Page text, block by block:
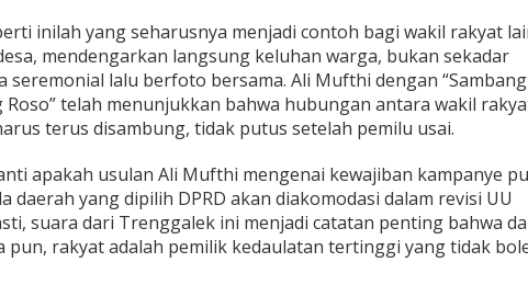
inilah yang seharusnya menjadi contoh bagi wakil rakyat
mendengarkan langsung keluhan warga, bukan sekadar
seremonial lalu berfoto bersama. Ali Mufthi dengan “Sambang
Roso” telah menunjukkan bahwa hubungan antara wakil
terus disambung, tidak putus setelah pemilu usai.
apakah usulan Ali Mufthi mengenai kewajiban kampanye
daerah yang dipilih DPRD akan diakomodasi dalam revisi UU
suara dari Trenggalek ini menjadi catatan penting bahwa
pun, rakyat adalah pemilik kedaulatan tertinggi yang tidak